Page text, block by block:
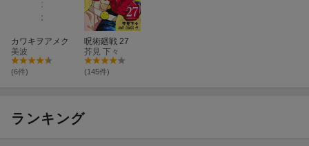
カワキヲアメク
美波
(6件)
呪術廻戦 27
芥見 下々
(145件)
ランキング